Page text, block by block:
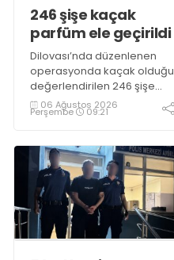
246 şişe kaçak
parfüm ele geçirildi
Dilovası’nda düzenlenen
operasyonda kaçak olduğu
değerlendirilen 246 şişe
parfüm ele geçirildi
06 Ağustos 2026
Perşembe 09:21